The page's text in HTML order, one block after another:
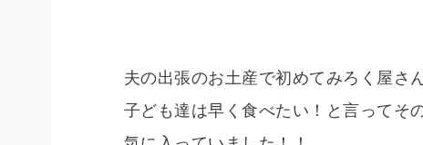
夫の出張のお土産で初めてみろく屋さ
子ども達は早く食べたい！と言ってそ